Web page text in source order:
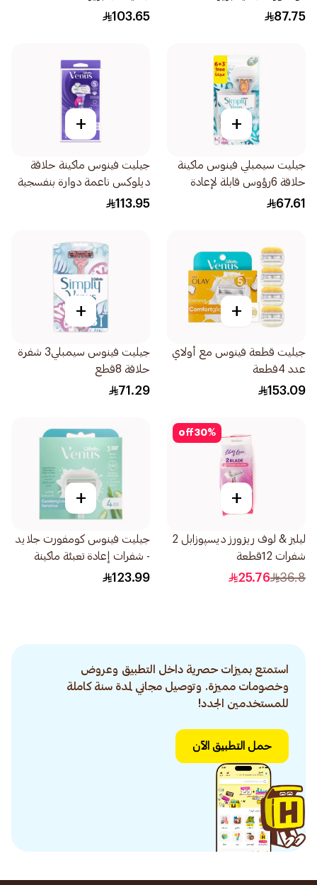
1قطعة
87.75
103.65
+
جيليت سيمبلي فينوس ماكينة
حلاقة 6رؤوس قابلة لإعادة
التعبئة 3قطعة
67.61
+
جيليت فينوس ماكينة حلاقة
ديلوكس ناعمة دوارة بنفسجية
1قطعة
113.95
+
جيليت قطعة فينوس مع أولاي
عدد 4قطعة
153.09
+
جيليت فينوس سيمبلي3 شفرة
حلاقة 8قطع
71.29
30%
off
+
ليليز & لوف ريزورز ديسپوزابل 2
شفرات 12قطعة
36.8
25.76
+
جيليت فينوس كومفورت جلايد
- شفرات إعادة تعبئة ماكينة
الحلاقة الحساسة بالصبار 4قطع
123.99
استمتع بميزات حصرية داخل التطبيق وعروض
وخصومات مميزة. وتوصيل مجاني لمدة سنة كاملة
للمستخدمين الجدد!
حمل التطبيق الآن